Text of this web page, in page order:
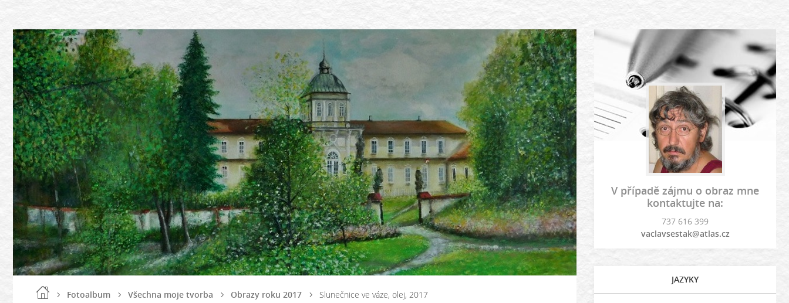
Fotoalbum Všechna moje tvorba Obrazy roku 2017 Slunečnice ve váze, olej, 2017
V případě zájmu o obraz mne
kontaktujte na:
737 616 399
vaclavsestak@atlas.cz
JAZYKY